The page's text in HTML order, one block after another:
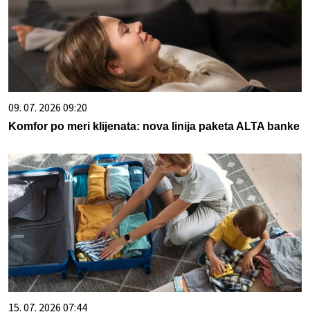
09. 07. 2026 09:20
Komfor po meri klijenata: nova linija paketa ALTA banke
15. 07. 2026 07:44